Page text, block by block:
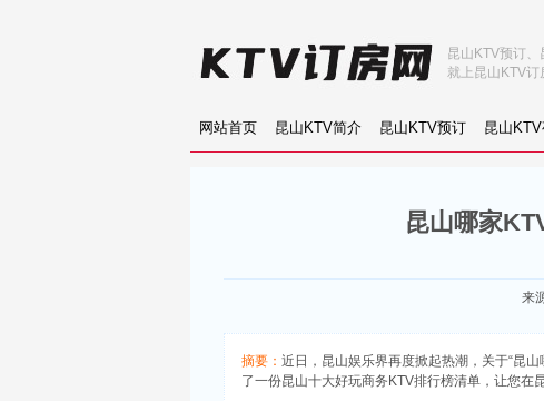
网站首页 昆山KTV简介 昆山KTV预订 昆山
昆山KTV预订、
就上昆山KTV订
昆山哪家
来
摘要： 近日，昆山娱乐界再度掀起热潮，关于“昆
了一份昆山十大好玩商务KTV排行榜清单，让您在